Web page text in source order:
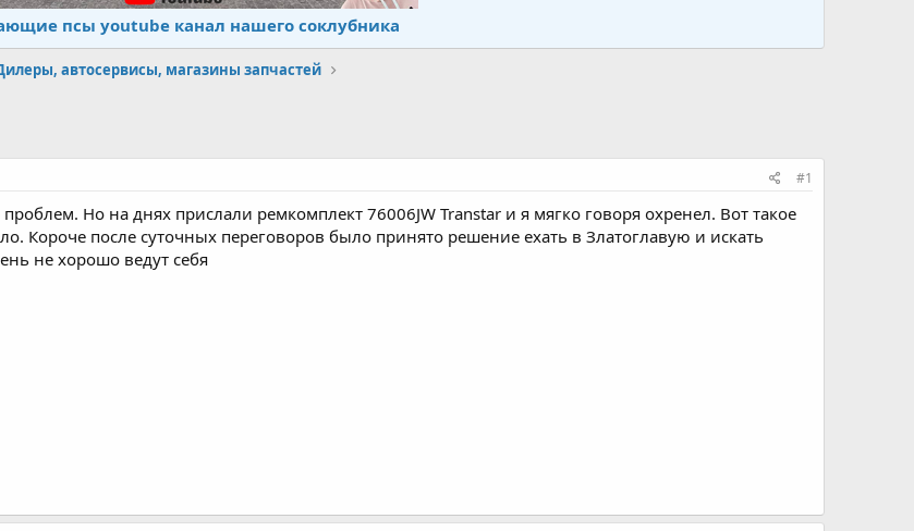
псы youtube канал нашего соклубника
автосервисы, магазины запчастей
#1
Но на днях прислали ремкомплект 76006JW Transtar и я мягко говоря охренел. Вот такое
Короче после суточных переговоров было принято решение ехать в Златоглавую и искать
не хорошо ведут себя